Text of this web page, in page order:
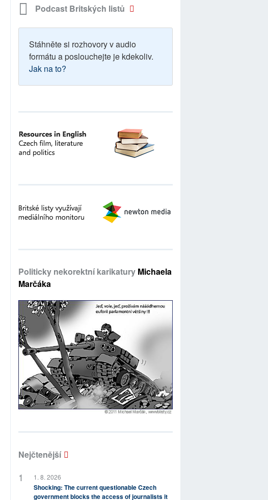
Podcast Britských listů
Stáhněte si rozhovory v audio
formátu a poslouchejte je kdekoliv.
Jak na to?
Politicky nekorektní karikatury Michaela
Marčáka
Nejčtenější
1. 8. 2026
Shocking: The current questionable Czech
government blocks the access of journalists it